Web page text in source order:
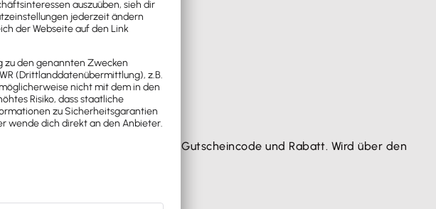
individuellen Link inklusive Gutscheincode und Rabatt. Wird über den